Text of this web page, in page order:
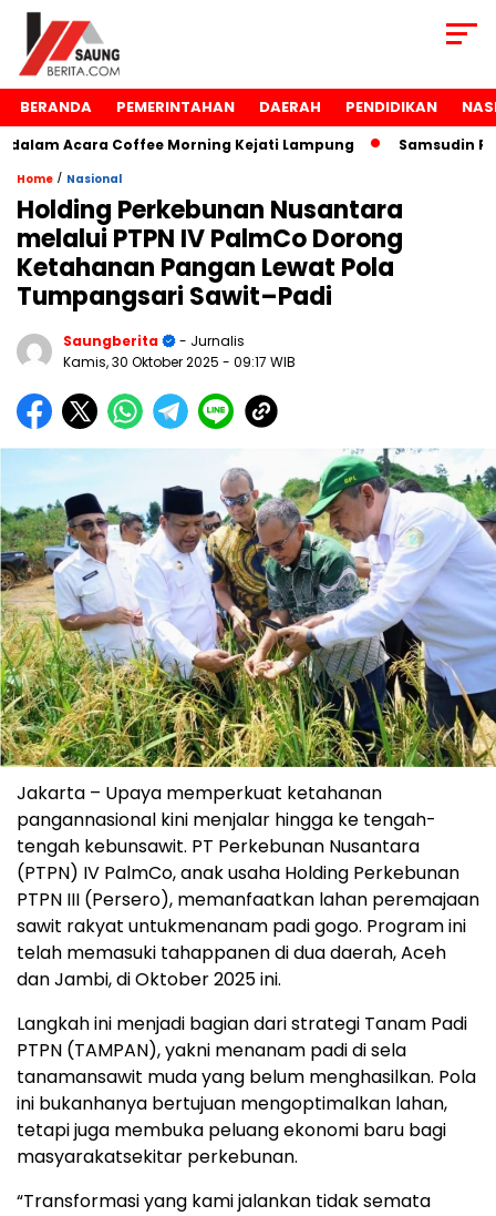
BERANDA PEMERINTAHAN DAERAH PENDIDIKAN
Acara Coffee Morning Kejati Lampung Samsudin Raih
Home / Nasional
Holding Perkebunan Nusantara
melalui PTPN IV PalmCo Dorong
Ketahanan Pangan Lewat Pola
Tumpangsari Sawit–Padi
Saungberita
- Jurnalis
Kamis, 30 Oktober 2025 - 09:17 WIB
Jakarta – Upaya memperkuat ketahanan
pangannasional kini menjalar hingga ke tengah-
tengah kebunsawit. PT Perkebunan Nusantara
(PTPN) IV PalmCo,anakusaha Holding Perkebunan
PTPN III (Persero), memanfaatkan lahan peremajaan
sawit rakyat untukmenanam padigogo. Programini
telah memasuki tahappanendi duadaerah, Aceh
dan Jambi, di Oktober 2025ini.
Langkahini menjadi bagiandaristrategi Tanam Padi
PTPN (TAMPAN),yakni menanam padi di sela
tanamansawit mudayang belum menghasilkan. Pola
ini bukanhanya bertujuan mengoptimalkan lahan,
tetapijuga membuka peluangekonomi baru bagi
masyarakatsekitar perkebunan.
“Transformasiyang kamijalankan tidaksemata